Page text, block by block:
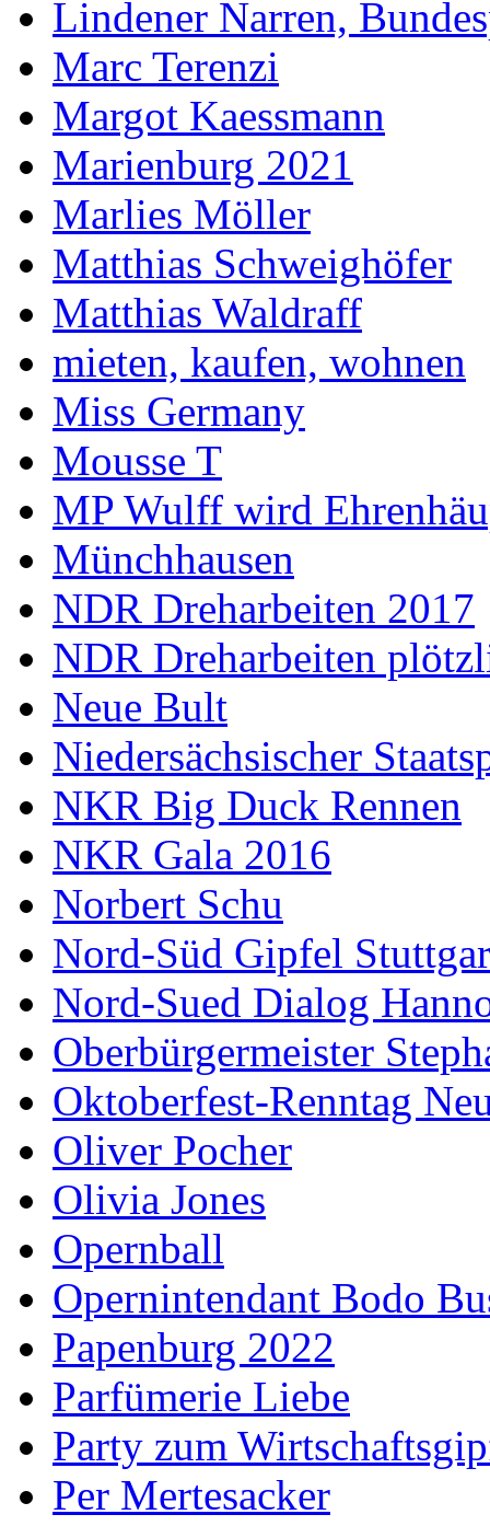
Lindener Narren,
Marc Terenzi
Margot Kaessmann
Marienburg 2021
Marlies Möller
Matthias Schweighöfer
Matthias Waldraff
mieten, kaufen, wohnen
Miss Germany
Mousse T
MP Wulff wird
Münchhausen
NDR Dreharbeiten 2017
NDR Dreharbeiten
Neue Bult
Niedersächsischer
NKR Big Duck Rennen
NKR Gala 2016
Norbert Schu
Nord-Süd Gipfel
Nord-Sued Dialog
Oberbürgermeister
Oktoberfest-Renntag
Oliver Pocher
Olivia Jones
Opernball
Opernintendant Bodo
Papenburg 2022
Parfümerie Liebe
Party zum
Per Mertesacker